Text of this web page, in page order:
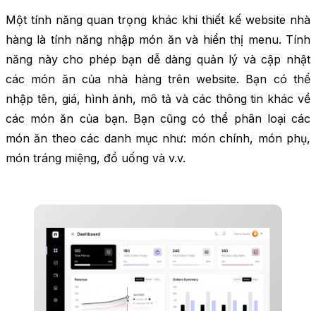
Một tính năng quan trọng khác khi thiết kế website nhà
hàng là tính năng nhập món ăn và hiển thị menu. Tính
năng này cho phép bạn dễ dàng quản lý và cập nhật
các món ăn của nhà hàng trên website. Bạn có thể
nhập tên, giá, hình ảnh, mô tả và các thông tin khác về
các món ăn của bạn. Bạn cũng có thể phân loại các
món ăn theo các danh mục như: món chính, món phụ,
món tráng miệng, đồ uống và v.v.